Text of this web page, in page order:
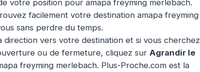
votre position pour amapa freyming merlebach.
facilement votre destination amapa freyming
sans perdre du temps.
vers votre destination et si vous cherchez
ou de fermeture, cliquez sur Agrandir le
freyming merlebach. Plus-Proche.com est la